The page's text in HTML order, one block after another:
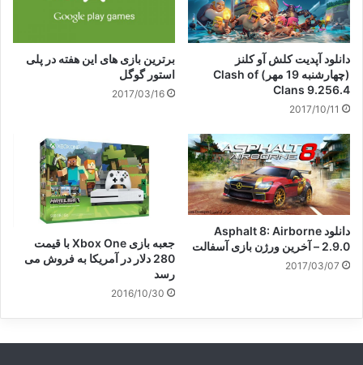
دانلود آپدیت کلش آو کلنز
(چهارشنبه 19 مهر) Clash of
Clans 9.256.4
2017/10/11
برترین بازی های این هفته در پلی
استور گوگل
2017/03/16
دانلود Asphalt 8: Airborne
2.9.0 – آخرین ورژن بازی آسفالت
2017/03/07
جعبه بازی Xbox One با قیمت
280 دلار در آمریکا به فروش می
رسد
2016/10/30